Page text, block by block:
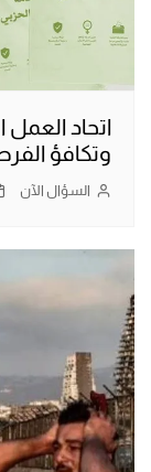
اتحاد
وتكافؤ
السؤال الآن